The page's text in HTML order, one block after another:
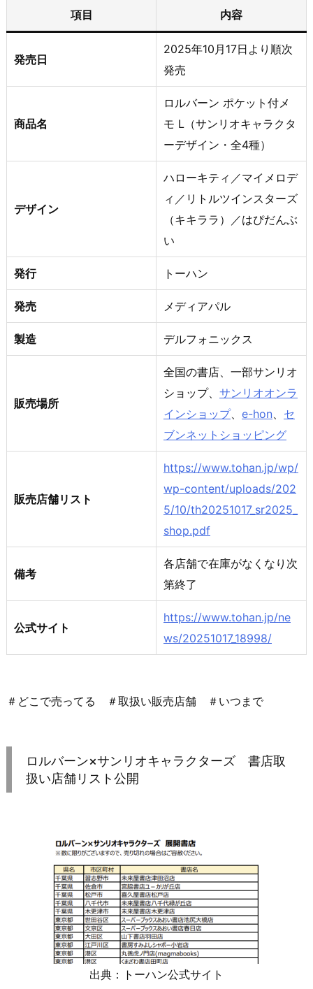
項目 内容
発売日
2025年10月17日より順次
発売
商品名
ロルバーン ポケット付メ
モ L（サンリオキャラクタ
ーデザイン・全4種）
デザイン
ハローキティ／マイメロデ
ィ／リトルツインスターズ
（キキララ）／はぴだんぶ
い
発行 トーハン
発売 メディアパル
製造 デルフォニックス
販売場所
全国の書店、一部サンリオ
ショップ、 サンリオオンラ
インショップ、 e-hon、 セ
ブンネットショッピング
販売店舗リスト
https://www.tohan.jp/wp/
wp-content/uploads/202
5/10/th20251017_sr2025_
shop.pdf
備考
各店舗で在庫がなくなり次
第終了
公式サイト
https://www.tohan.jp/ne
ws/20251017_18998/
＃どこで売ってる ＃取扱い販売店舗 ＃いつまで
ロルバーン×サンリオキャラクターズ 書店取
扱い店舗リスト公開
出典：トーハン公式サイト